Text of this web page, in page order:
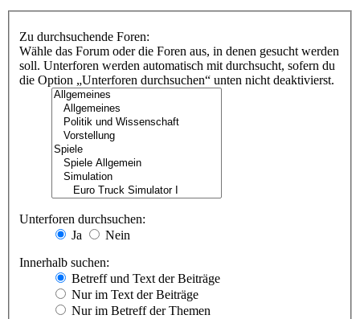
Zu durchsuchende Foren:
Wähle das Forum oder die Foren aus, in denen gesucht werden
soll. Unterforen werden automatisch mit durchsucht, sofern du
die Option „Unterforen durchsuchen“ unten nicht deaktivierst.
Unterforen durchsuchen:
Ja
Nein
Innerhalb suchen:
Betreff und Text der Beiträge
Nur im Text der Beiträge
Nur im Betreff der Themen